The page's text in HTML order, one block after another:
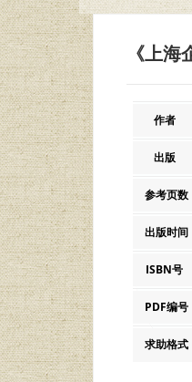
《上海
作者
出版
参考页数
出版时间
ISBN号
PDF编号
求助格式